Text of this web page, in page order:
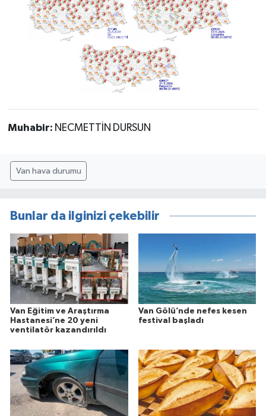
Muhabir: NECMETTİN DURSUN
Van hava durumu
Bunlar da ilginizi çekebilir
Van Eğitim ve Araştırma
Hastanesi’ne 20 yeni
ventilatör kazandırıldı
Van Gölü’nde nefes kesen
festival başladı